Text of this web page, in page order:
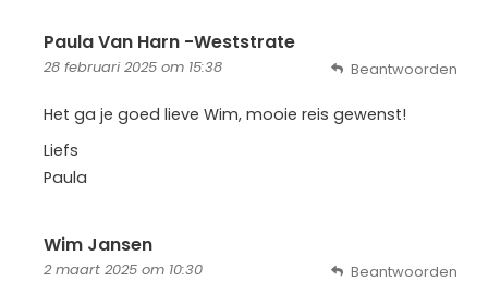
Paula Van Harn -Weststrate
28 februari 2025 om 15:38
Het ga je goed lieve Wim, mooie reis gewenst!
Liefs
Paula
Beantwoorden
Wim Jansen
2 maart 2025 om 10:30 Beantwoorden